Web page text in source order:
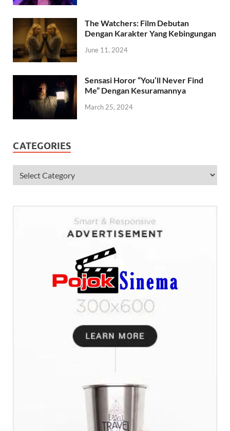
The Watchers: Film Debutan
Dengan Karakter Yang Kebingungan
June 11, 2024
Sensasi Horor “You’ll Never Find
Me” Dengan Kesuramannya
March 25, 2024
CATEGORIES